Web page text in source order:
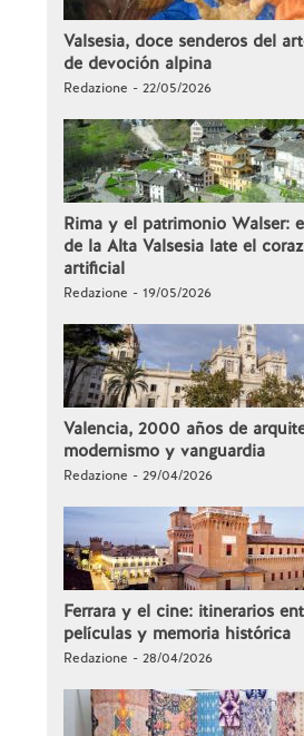
Valsesia, doce senderos del
de devoción alpina
Redazione - 22/05/2026
Rima y el patrimonio Walser:
de la Alta Valsesia late el
artificial
Redazione - 19/05/2026
Valencia, 2000 años de
modernismo y vanguardia
Redazione - 29/04/2026
Ferrara y el cine: itinerarios
películas y memoria histórica
Redazione - 28/04/2026